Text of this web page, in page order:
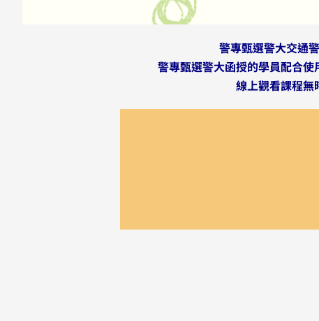
警專甄選警大交通
警專甄選警大函授的學員配合
線上觀看課程無